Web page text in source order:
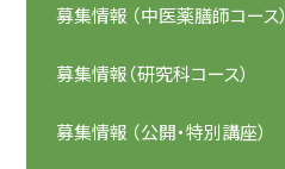
募集情報 （中医薬膳師コース）
募集情報（研究科コース）
募集情報 （公開・特別講座）